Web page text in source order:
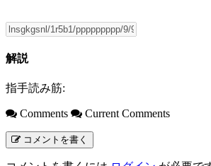
解説
指手読み筋:
Comments Current Comments
コメントを書く